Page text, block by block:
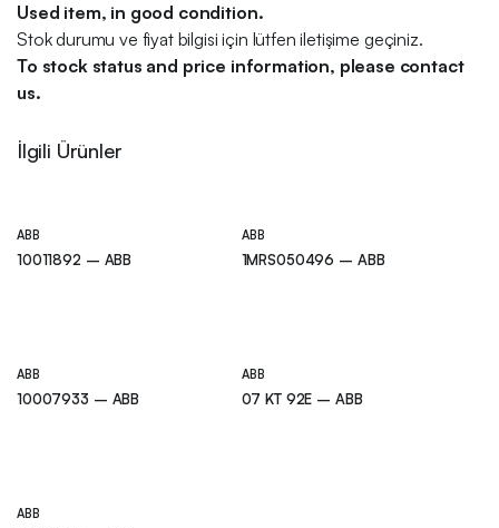
Used item, in good condition.
Stok durumu ve fiyat bilgisi için lütfen iletişime geçiniz.
To stock status and price information, please contact
us.
İlgili Ürünler
ABB
10011892 – ABB
ABB
1MRS050496 – ABB
ABB
10007933 – ABB
ABB
07 KT 92E – ABB
ABB